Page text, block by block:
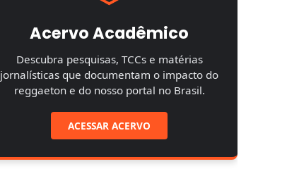
Acervo Acadêmico
Descubra pesquisas, TCCs e matérias
jornalísticas que documentam o impacto do
reggaeton e do nosso portal no Brasil.
ACESSAR ACERVO